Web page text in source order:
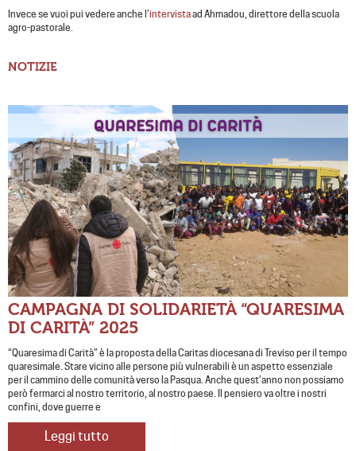
Invece se vuoi pui vedere anche l’intervistaad Ahmadou, direttore della scuola
agro-pastorale.
NOTIZIE
CAMPAGNA DI SOLIDARIETÀ “QUARESIMA
DI CARITÀ” 2025
“Quaresima di Carità” è la proposta della Caritas diocesana di Treviso per il tempo
quaresimale. Stare vicino alle persone più vulnerabili è un aspetto essenziale
per il cammino delle comunità verso la Pasqua. Anche quest’anno non possiamo
però fermarci al nostro territorio, al nostro paese. Il pensiero va oltre i nostri
confini, dove guerre e
Leggi tutto